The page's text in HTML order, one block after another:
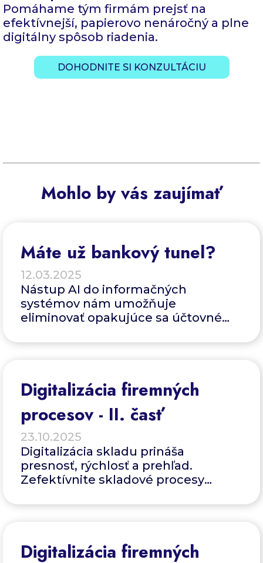
Pomáhame tým firmám prejsť na
efektívnejší, papierovo nenáročný a plne
digitálny spôsob riadenia.
DOHODNITE SI KONZULTÁCIU
Mohlo by vás zaujímať
Máte už bankový tunel?
12.03.2025
Nástup AI do informačných
systémov nám umožňuje
eliminovať opakujúce sa účtovné
produktívne činnosti, uvoľníme
Digitalizácia firemných
procesov - II. časť
23.10.2025
Digitalizácia skladu prináša
presnosť, rýchlosť a prehľad.
Zefektívnite skladové procesy
automatizácie.
Digitalizácia firemných